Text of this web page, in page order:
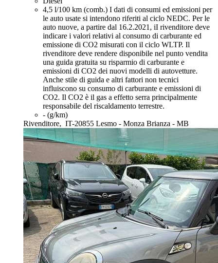
4,5 l/100 km (comb.) I dati di consumi ed emissioni per
le auto usate si intendono riferiti al ciclo NEDC. Per le
auto nuove, a partire dal 16.2.2021, iI rivenditore deve
indicare i valori relativi al consumo di carburante ed
emissione di CO2 misurati con il ciclo WLTP. Il
rivenditore deve rendere disponibile nel punto vendita
una guida gratuita su risparmio di carburante e
emissioni di CO2 dei nuovi modelli di autovetture.
Anche stile di guida e altri fattori non tecnici
influiscono su consumo di carburante e emissioni di
CO2. Il CO2 è il gas a effetto serra principalmente
responsabile del riscaldamento terrestre.
- (g/km)
Rivenditore, IT-20855 Lesmo - Monza Brianza - MB